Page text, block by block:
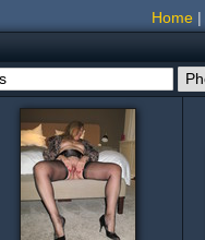
Home |